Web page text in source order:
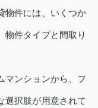
物件には、いくつか
物件タイプと間取り
マンションから、フ
選択肢が用意されて